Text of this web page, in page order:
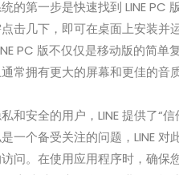
的第一步是快速找到 LINE PC
击几下，即可在桌面上安装并
PC 版不仅仅是移动版的简
常拥有更大的屏幕和更佳的
和安全的用户，LINE 提供了“
一个备受关注的问题，LINE
问。在使用应用程序时，确保